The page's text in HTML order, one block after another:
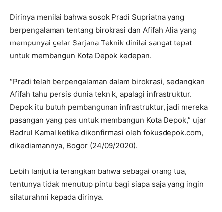
Dirinya menilai bahwa sosok Pradi Supriatna yang
berpengalaman tentang birokrasi dan Afifah Alia yang
mempunyai gelar Sarjana Teknik dinilai sangat tepat
untuk membangun Kota Depok kedepan.
“Pradi telah berpengalaman dalam birokrasi, sedangkan
Afifah tahu persis dunia teknik, apalagi infrastruktur.
Depok itu butuh pembangunan infrastruktur, jadi mereka
pasangan yang pas untuk membangun Kota Depok,” ujar
Badrul Kamal ketika dikonfirmasi oleh fokusdepok.com,
dikediamannya, Bogor (24/09/2020).
Lebih lanjut ia terangkan bahwa sebagai orang tua,
tentunya tidak menutup pintu bagi siapa saja yang ingin
silaturahmi kepada dirinya.